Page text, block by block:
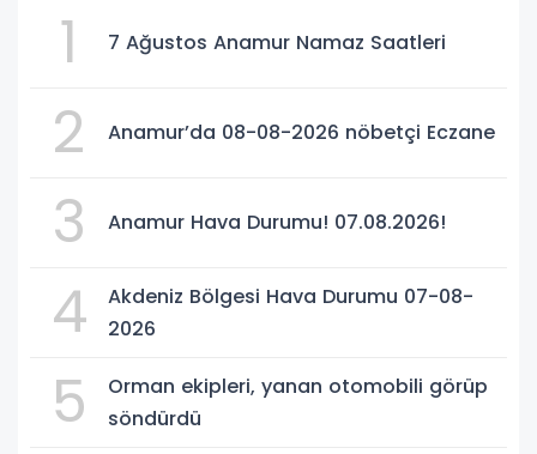
1 7 Ağustos Anamur Namaz Saatleri
2 Anamur’da 08-08-2026 nöbetçi Eczane
3 Anamur Hava Durumu! 07.08.2026!
4
Akdeniz Bölgesi Hava Durumu 07-08-
2026
5
Orman ekipleri, yanan otomobili görüp
söndürdü